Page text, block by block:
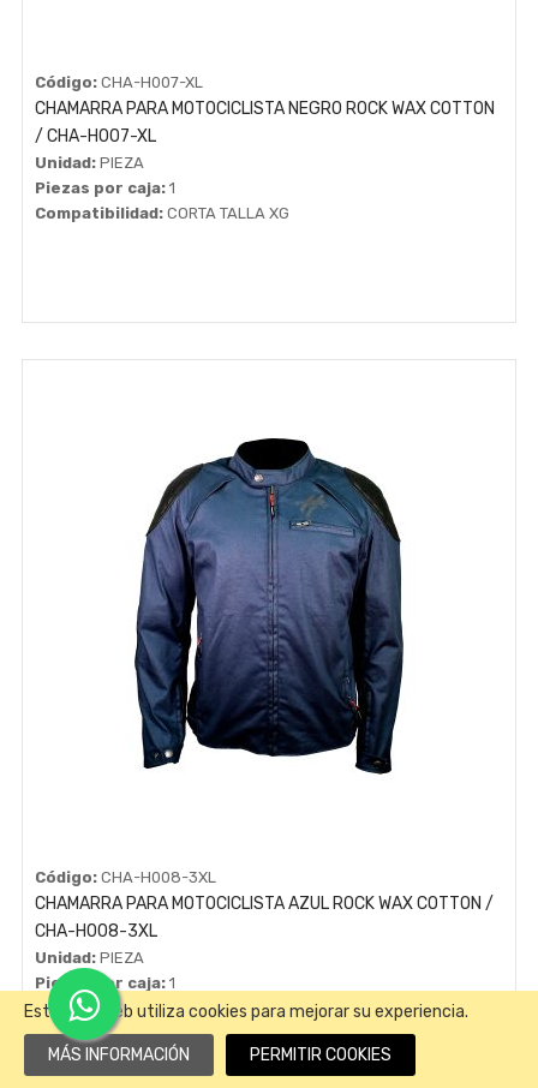
Este sitio web utiliza cookies para mejorar su experiencia.
MÁS INFORMACIÓN PERMITIR COOKIES
Código:CHA-H007-XL
CHAMARRA PARA MOTOCICLISTA NEGRO ROCK WAX COTTON
/ CHA-H007-XL
Unidad: PIEZA
Piezas por caja: 1
Compatibilidad: CORTA TALLA XG
Código:CHA-H008-3XL
CHAMARRA PARA MOTOCICLISTA AZUL ROCK WAX COTTON /
CHA-H008-3XL
Unidad: PIEZA
Piezas por caja: 1
Compatibilidad:CORTA TALLA 3XG